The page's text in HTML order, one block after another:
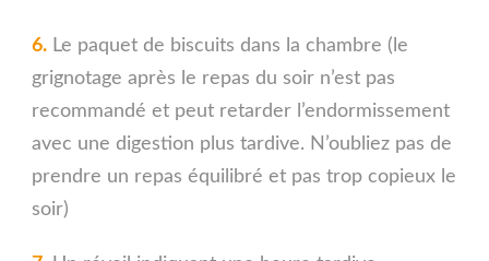
6. Le paquet de biscuits dans la chambre (le
grignotage après le repas du soir n’est pas
recommandé et peut retarder l’endormissement
avec une digestion plus tardive. N’oubliez pas de
prendre un repas équilibré et pas trop copieux le
soir)